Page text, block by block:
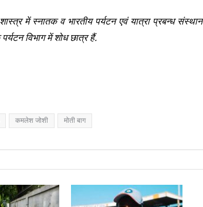
शास्त्र में स्नातक व भारतीय पर्यटन एवं यात्रा प्रबन्ध संस्थान
विभाग में शोध छात्र हैं.
कमलेश जोशी मोती बाग